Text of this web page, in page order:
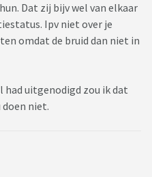
Dat zij bijv wel van elkaar
Ipv niet over je
omdat de bruid dan niet in
uitgenodigd zou ik dat
doen niet.